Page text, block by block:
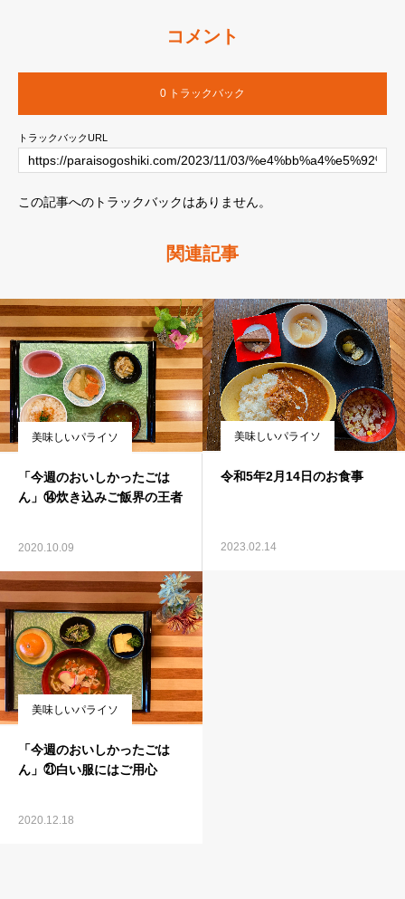
コメント
0 トラックバック
トラックバックURL
この記事へのトラックバックはありません。
関連記事
美味しいパライソ
「今週のおいしかったごは
ん」⑭炊き込みご飯界の王者
2020.10.09
美味しいパライソ
令和5年2月14日のお食事
2023.02.14
美味しいパライソ
「今週のおいしかったごは
ん」㉑白い服にはご用心
2020.12.18